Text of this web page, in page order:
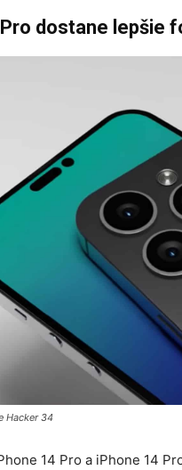
dostane lepšie
Hacker 34
14 Pro a iPhone 14